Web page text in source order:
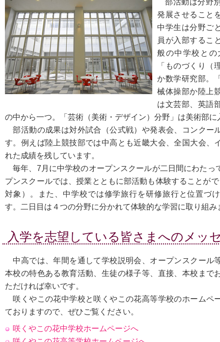
部活動は分野
発展させること
中学生は分野ご
員が入部するこ
般の中学校との
「ものづくり（
か数学研究部。
械体操部か陸上
は文芸部、英語
の中から一つ。「芸術（美術・デザイン）分野」は美術部に
部活動の成果は対外試合（公式戦）や発表会、コンクー
す。例えば陸上競技部では中高とも近畿大会、全国大会、
れた成績を残しています。
毎年、7月に中学校のオープンスクールが二日間にわたっ
プンスクールでは、授業とともに部活動も体験することが
対象）。また、中学校では修学旅行を研修旅行と位置づ
す。二日目は４つの分野に分かれて体験的な学習に取り組み
入学を志望している皆さまへのメッ
中高では、年間を通して学校説明会、オープンスクール
本校の特色ある教育活動、生徒の様子等、直接、本校まで
ただければ幸いです。
咲くやこの花中学校と咲くやこの花高等学校のホームペ
ておりますので、ぜひご覧ください。
咲くやこの花中学校ホームページへ